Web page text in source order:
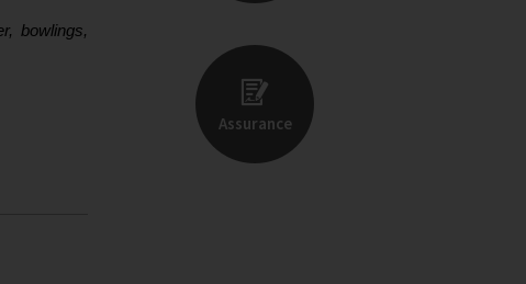
bowlings,
Assurance